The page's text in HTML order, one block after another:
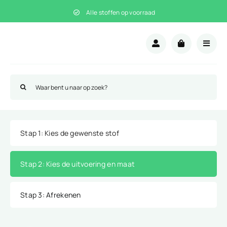
naar
Alle stoffen op voorraad
naar:
Stap 1: Kies de gewenste stof
Stap 2: Kies de uitvoering en maat
Stap 3: Afrekenen